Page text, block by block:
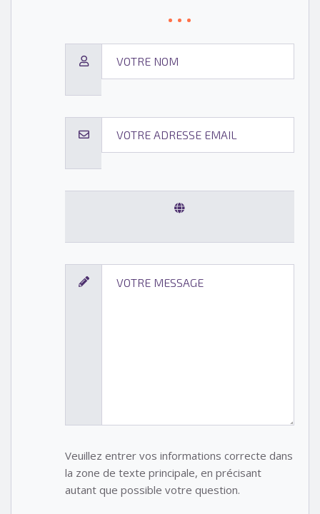
Veuillez entrer vos informations correcte dans
la zone de texte principale, en précisant
autant que possible votre question.